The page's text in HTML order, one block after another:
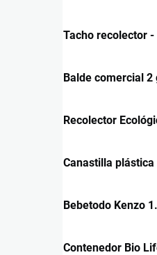
Tacho recolector
Balde comercial 2
Recolector
Canastilla
Bebetodo Kenzo
Contenedor Bio